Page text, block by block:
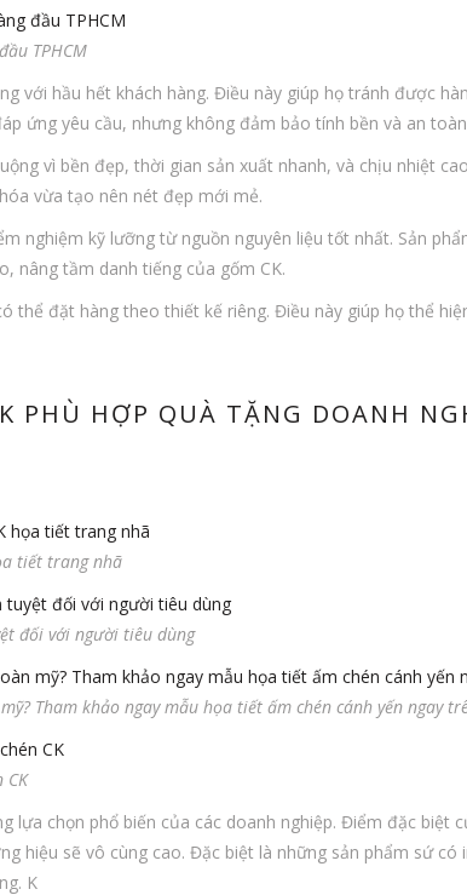
TPHCM
với hầu hết khách hàng. Điều này giúp họ tránh được
ứng yêu cầu, nhưng không đảm bảo tính bền và an
vì bền đẹp, thời gian sản xuất nhanh, và chịu nhiệt
vừa tạo nên nét đẹp mới mẻ.
nghiệm kỹ lưỡng từ nguồn nguyên liệu tốt nhất. Sản
nâng tầm danh tiếng của gốm CK.
thể đặt hàng theo thiết kế riêng. Điều này giúp họ thể
PHÙ HỢP QUÀ TẶNG DOANH
tiết trang nhã
đối với người tiêu dùng
Tham khảo ngay mẫu họa tiết ấm chén cánh yến ngay
CK
lựa chọn phổ biến của các doanh nghiệp. Điểm đặc biệt
hiệu sẽ vô cùng cao. Đặc biệt là những sản phẩm sứ
K